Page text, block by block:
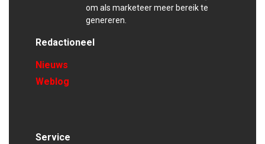
om als marketeer meer bereik te
genereren.
Redactioneel
Nieuws
Weblog
Service